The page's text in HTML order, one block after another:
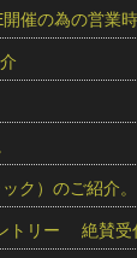
催の為の営業
ク）のご紹介。
トリー 絶賛受